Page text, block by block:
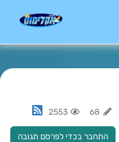
68
2553
התחבר בכדי לפרסם תגובה